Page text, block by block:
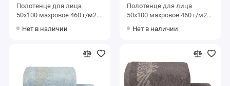
Полотенце для лица
50х100 махровое 460 г/м2
Нет в наличии
Полотенце для лица
50х100 махровое 460 г/м2
мануфактура
Нет в наличии